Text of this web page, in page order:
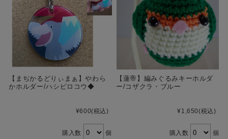
【まぢかるどりぃまぁ】やわら
かホルダー/ハシビロコウ◆
¥600(税込)
購入数 個
【蓮帝】編みぐるみキーホルダ
ー/コザクラ・ブルー
¥1,650(税込)
購入数 個